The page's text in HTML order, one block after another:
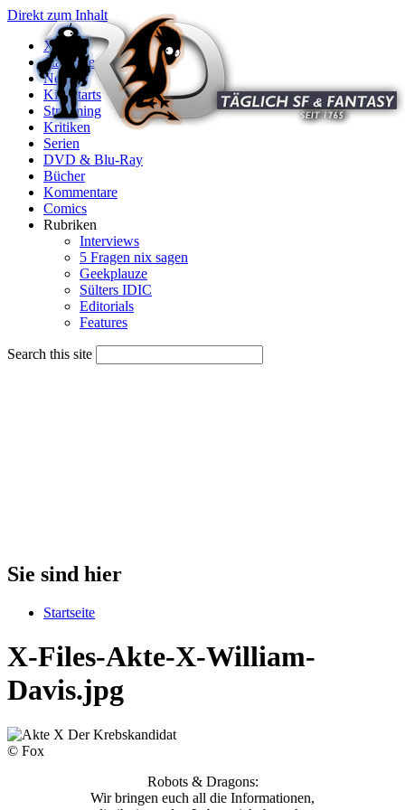
Direkt zum Inhalt
X
Startseite
News
Kinostarts
Streaming
Kritiken
Serien
DVD & Blu-Ray
Bücher
Kommentare
Comics
Rubriken
Interviews
5 Fragen nix sagen
Geekplauze
Sülters IDIC
Editorials
Features
Search this site
Sie sind hier
Startseite
X-Files-Akte-X-William-
Davis.jpg
© Fox
Robots & Dragons:
Wir bringen euch all die Informationen,